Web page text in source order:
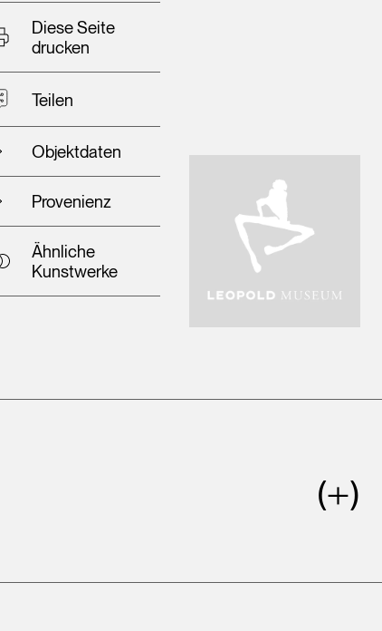
Diese Seite
drucken
Teilen
Objektdaten
Provenienz
Ähnliche
Kunstwerke